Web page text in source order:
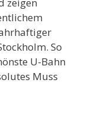
So
U-Bahn
Muss